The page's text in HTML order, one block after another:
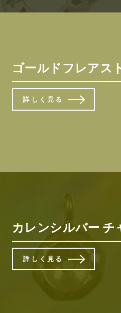
ゴールドフレアス
詳しく見る
カレンシルバー チ
詳しく見る